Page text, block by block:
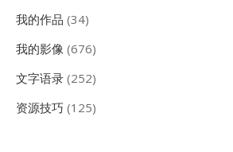
我的作品 (34)
我的影像 (676)
文字语录 (252)
资源技巧 (125)